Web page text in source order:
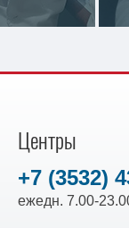
Центры
+7 (3532)
ежедн. 7.00-